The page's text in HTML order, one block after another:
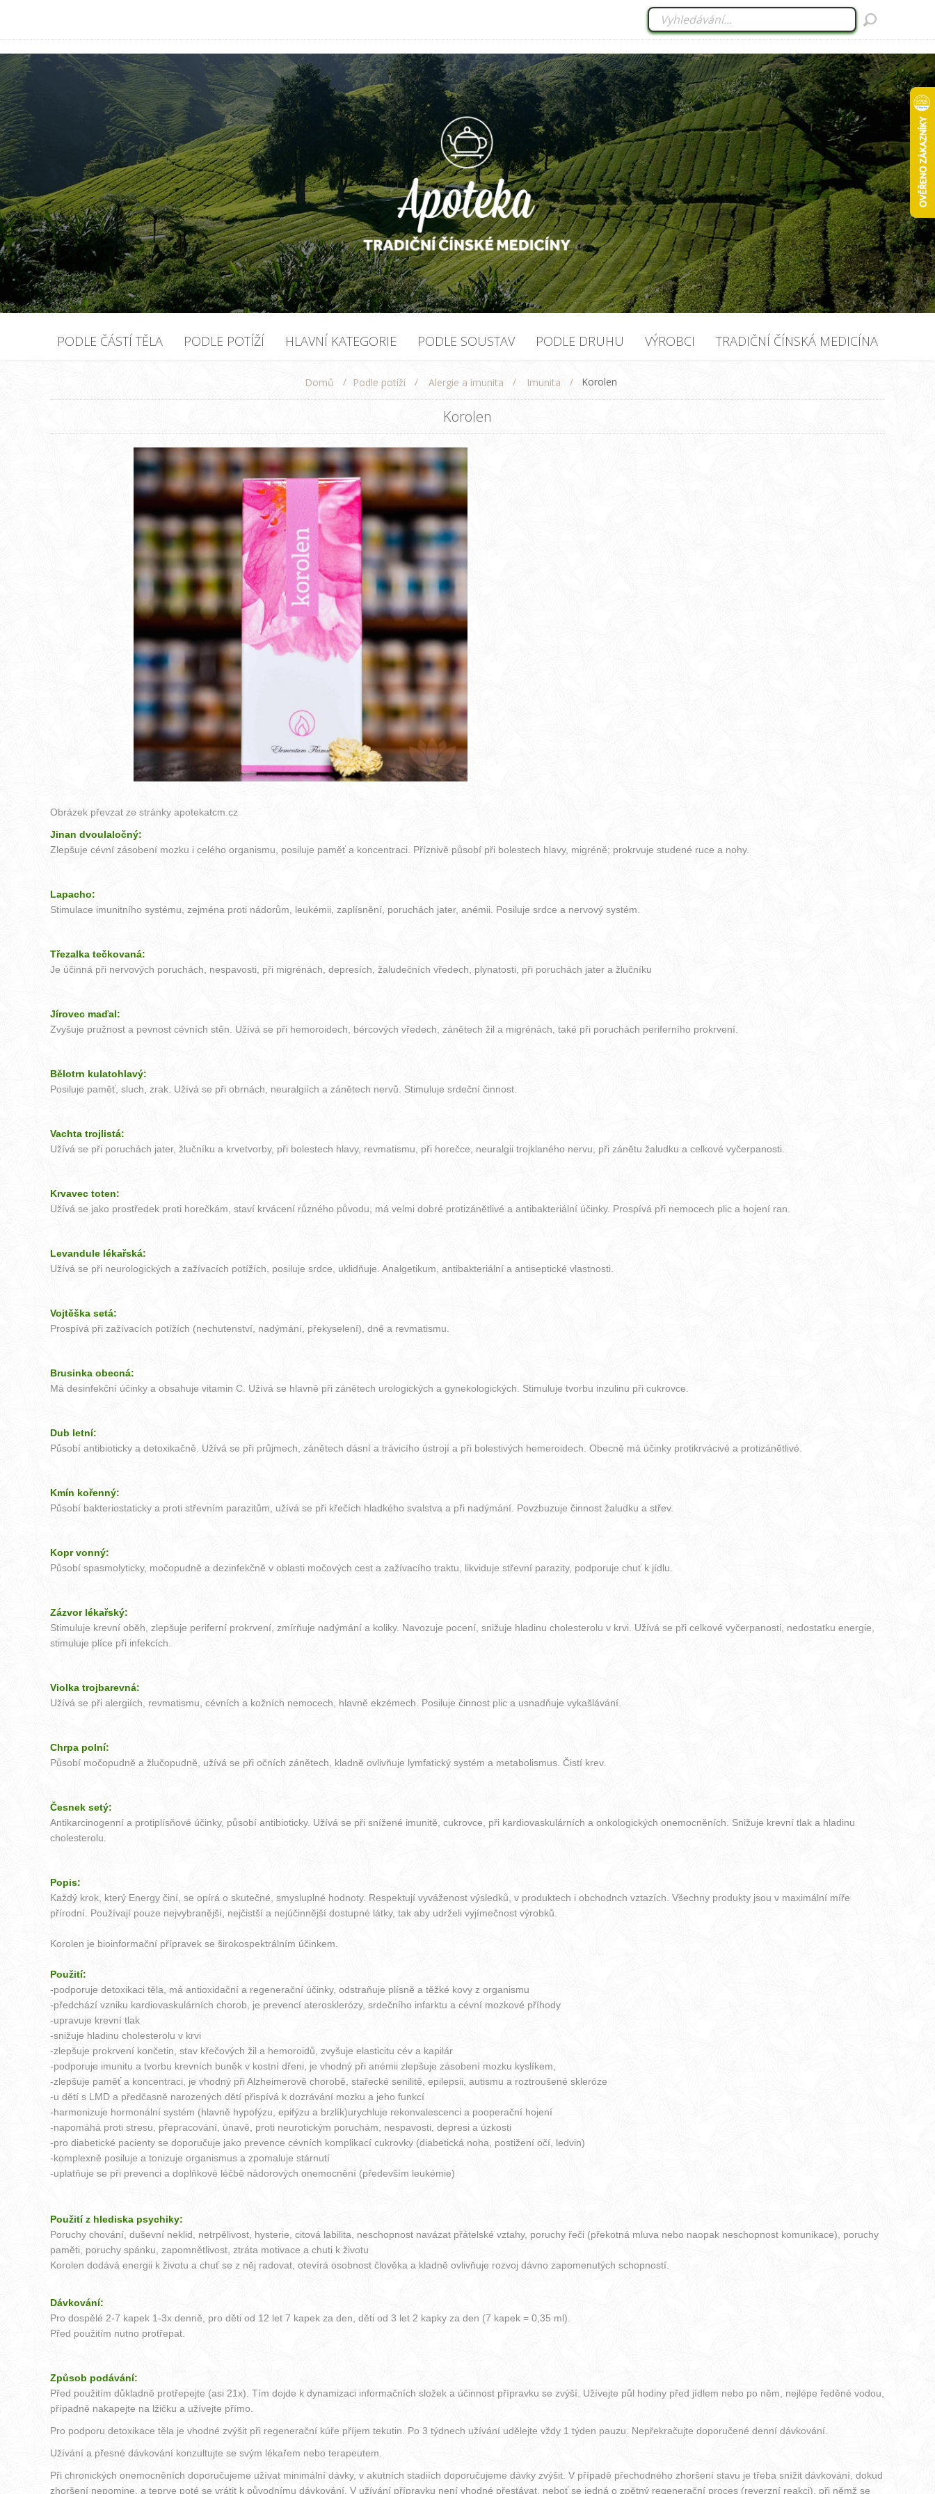
PODLE ČÁSTÍ TĚLA PODLE POTÍŽÍ HLAVNÍ KATEGORIE PODLE SOUSTAV PODLE DRUHU VÝROBCI TRADIČNÍ ČÍNSKÁ MEDICÍNA
Domů / Podle potíží / Alergie a imunita / Imunita / Korolen
Korolen
Obrázek převzat ze stránky apotekatcm.cz
Jinan dvoulaločný:
Zlepšuje cévní zásobení mozku i celého organismu, posiluje paměť a koncentraci. Příznivě působí při bolestech hlavy, migréně; prokrvuje studené ruce a nohy.
Lapacho:
Stimulace imunitního systému, zejména proti nádorům, leukémii, zaplísnění, poruchách jater, anémii. Posiluje srdce a nervový systém.
Třezalka tečkovaná:
Je účinná při nervových poruchách, nespavosti, při migrénách, depresích, žaludečních vředech, plynatosti, při poruchách jater a žlučníku
Jírovec maďal:
Zvyšuje pružnost a pevnost cévních stěn. Užívá se při hemoroidech, bércových vředech, zánětech žil a migrénách, také při poruchách periferního prokrvení.
Bělotrn kulatohlavý:
Posiluje paměť, sluch, zrak. Užívá se při obrnách, neuralgiích a zánětech nervů. Stimuluje srdeční činnost.
Vachta trojlistá:
Užívá se při poruchách jater, žlučníku a krvetvorby, při bolestech hlavy, revmatismu, při horečce, neuralgii trojklaného nervu, při zánětu žaludku a celkové vyčerpanosti.
Krvavec toten:
Užívá se jako prostředek proti horečkám, staví krvácení různého původu, má velmi dobré protizánětlivé a antibakteriální účinky. Prospívá při nemocech plic a hojení ran.
Levandule lékařská:
Užívá se při neurologických a zažívacích potížích, posiluje srdce, uklidňuje. Analgetikum, antibakteriální a antiseptické vlastnosti.
Vojtěška setá:
Prospívá při zažívacích potížích (nechutenství, nadýmání, překyselení), dně a revmatismu.
Brusinka obecná:
Má desinfekční účinky a obsahuje vitamin C. Užívá se hlavně při zánětech urologických a gynekologických. Stimuluje tvorbu inzulinu při cukrovce.
Dub letní:
Působí antibioticky a detoxikačně. Užívá se při průjmech, zánětech dásní a trávicího ústrojí a při bolestivých hemeroidech. Obecně má účinky protikrvácivé a protizánětlivé.
Kmín kořenný:
Působí bakteriostaticky a proti střevním parazitům, užívá se při křečích hladkého svalstva a při nadýmání. Povzbuzuje činnost žaludku a střev.
Kopr vonný:
Působí spasmolyticky, močopudně a dezinfekčně v oblasti močových cest a zažívacího traktu, likviduje střevní parazity, podporuje chuť k jídlu.
Zázvor lékařský:
Stimuluje krevní oběh, zlepšuje periferní prokrvení, zmírňuje nadýmání a koliky. Navozuje pocení, snižuje hladinu cholesterolu v krvi. Užívá se při celkové vyčerpanosti, nedostatku energie,
stimuluje plíce při infekcích.
Violka trojbarevná:
Užívá se při alergiích, revmatismu, cévních a kožních nemocech, hlavně ekzémech. Posiluje činnost plic a usnadňuje vykašlávání.
Chrpa polní:
Působí močopudně a žlučopudně, užívá se při očních zánětech, kladně ovlivňuje lymfatický systém a metabolismus. Čistí krev.
Česnek setý:
Antikarcinogenní a protiplísňové účinky, působí antibioticky. Užívá se při snížené imunitě, cukrovce, při kardiovaskulárních a onkologických onemocněních. Snižuje krevní tlak a hladinu
cholesterolu.
Popis:
Každý krok, který Energy činí, se opírá o skutečné, smysluplné hodnoty. Respektují vyváženost výsledků, v produktech i obchodnch vztazích. Všechny produkty jsou v maximální míře
přírodní. Používají pouze nejvybranější, nejčistší a nejúčinnější dostupné látky, tak aby udrželi vyjímečnost výrobků.
Korolen je bioinformační přípravek se širokospektrálním účinkem.
Použití:
-podporuje detoxikaci těla, má antioxidační a regenerační účinky, odstraňuje plísně a těžké kovy z organismu
-předchází vzniku kardiovaskulárních chorob, je prevencí aterosklerózy, srdečního infarktu a cévní mozkové příhody
-upravuje krevní tlak
-snižuje hladinu cholesterolu v krvi
-zlepšuje prokrvení končetin, stav křečových žil a hemoroidů, zvyšuje elasticitu cév a kapilár
-podporuje imunitu a tvorbu krevních buněk v kostní dřeni, je vhodný při anémii zlepšuje zásobení mozku kyslíkem,
-zlepšuje paměť a koncentraci, je vhodný při Alzheimerově chorobě, stařecké senilitě, epilepsii, autismu a roztroušené skleróze
-u dětí s LMD a předčasně narozených dětí přispívá k dozrávání mozku a jeho funkcí
-harmonizuje hormonální systém (hlavně hypofýzu, epifýzu a brzlík)urychluje rekonvalescenci a pooperační hojení
-napomáhá proti stresu, přepracování, únavě, proti neurotickým poruchám, nespavosti, depresi a úzkosti
-pro diabetické pacienty se doporučuje jako prevence cévních komplikací cukrovky (diabetická noha, postižení očí, ledvin)
-komplexně posiluje a tonizuje organismus a zpomaluje stárnutí
-uplatňuje se při prevenci a doplňkové léčbě nádorových onemocnění (především leukémie)
Použití z hlediska psychiky:
Poruchy chování, duševní neklid, netrpělivost, hysterie, citová labilita, neschopnost navázat přátelské vztahy, poruchy řeči (překotná mluva nebo naopak neschopnost komunikace), poruchy
paměti, poruchy spánku, zapomnětlivost, ztráta motivace a chuti k životu
Korolen dodává energii k životu a chuť se z něj radovat, otevírá osobnost člověka a kladně ovlivňuje rozvoj dávno zapomenutých schopností.
Dávkování:
Pro dospělé 2-7 kapek 1-3x denně, pro děti od 12 let 7 kapek za den, děti od 3 let 2 kapky za den (7 kapek = 0,35 ml).
Před použitím nutno protřepat.
Způsob podávání:
Před použitím důkladně protřepejte (asi 21x). Tím dojde k dynamizaci informačních složek a účinnost přípravku se zvýší. Užívejte půl hodiny před jídlem nebo po něm, nejlépe ředěné vodou,
případně nakapejte na lžičku a užívejte přímo.
Pro podporu detoxikace těla je vhodné zvýšit při regenerační kúře příjem tekutin. Po 3 týdnech užívání udělejte vždy 1 týden pauzu. Nepřekračujte doporučené denní dávkování.
Užívání a přesné dávkování konzultujte se svým lékařem nebo terapeutem.
Při chronických onemocněních doporučujeme užívat minimální dávky, v akutních stadiích doporučujeme dávky zvýšit. V případě přechodného zhoršení stavu je třeba snížit dávkování, dokud
zhoršení nepomine, a teprve poté se vrátit k původnímu dávkování. V užívání přípravku není vhodné přestávat, neboť se jedná o zpětný regenerační proces (reverzní reakci), při němž se